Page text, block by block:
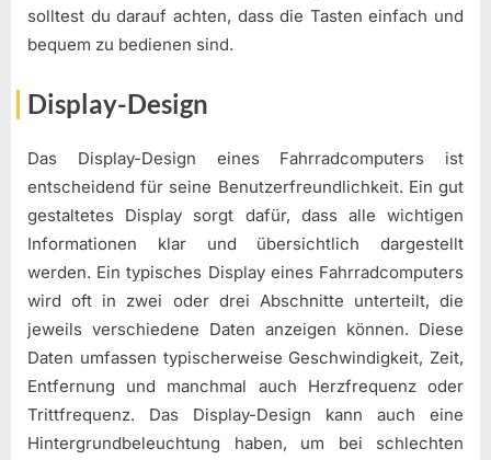
solltest du darauf achten, dass die Tasten einfach und
bequem zu bedienen sind.
Display-Design
Das Display-Design eines Fahrradcomputers ist
entscheidend für seine Benutzerfreundlichkeit. Ein gut
gestaltetes Display sorgt dafür, dass alle wichtigen
Informationen klar und übersichtlich dargestellt
werden. Ein typisches Display eines Fahrradcomputers
wird oft in zwei oder drei Abschnitte unterteilt, die
jeweils verschiedene Daten anzeigen können. Diese
Daten umfassen typischerweise Geschwindigkeit, Zeit,
Entfernung und manchmal auch Herzfrequenz oder
Trittfrequenz. Das Display-Design kann auch eine
Hintergrundbeleuchtung haben, um bei schlechten